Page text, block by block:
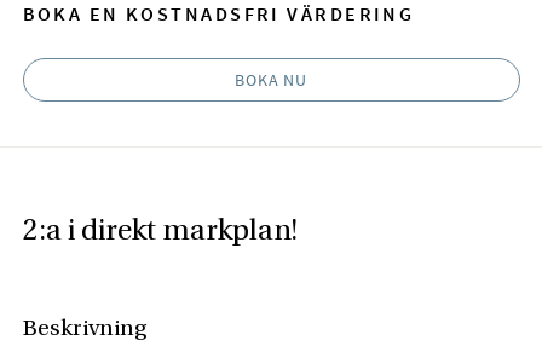
BOKA EN KOSTNADSFRI VÄRDERING
BOKA NU
2:a i direkt markplan!
Beskrivning